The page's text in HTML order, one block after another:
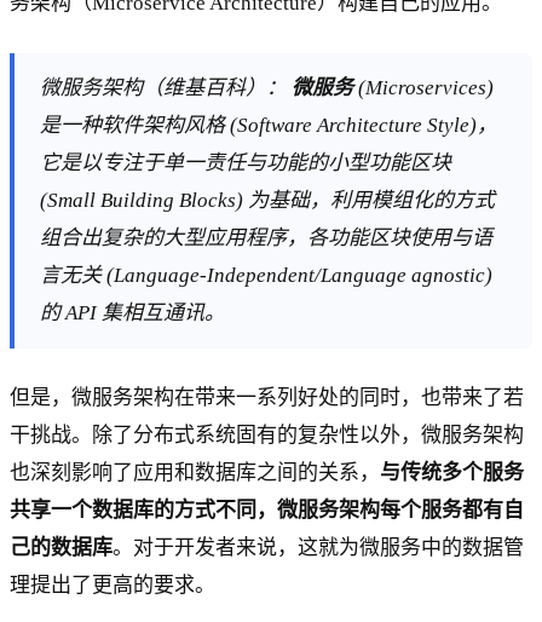
微服务架构（维基百科）： 微服务(Microservices)
是一种软件架构风格 (Software Architecture Style)，
它是以专注于单一责任与功能的小型功能区块
(Small Building Blocks) 为基础，利用模组化的方式
组合出复杂的大型应用程序，各功能区块使用与语
言无关 (Language-Independent/Language agnostic)
的 API 集相互通讯。
但是，微服务架构在带来一系列好处的同时，也带来了若
干挑战。除了分布式系统固有的复杂性以外，微服务架构
也深刻影响了应用和数据库之间的关系， 与传统多个服务
共享一个数据库的方式不同，微服务架构每个服务都有自
己的数据库。对于开发者来说，这就为微服务中的数据管
理提出了更高的要求。